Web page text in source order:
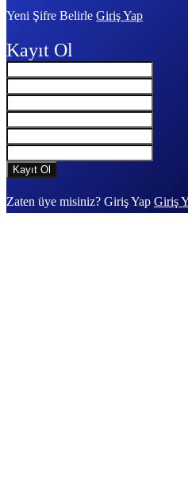
Yeni Şifre Belirle Giriş Yap
Kayıt Ol
Zaten üye misiniz? Giriş Yap Giriş